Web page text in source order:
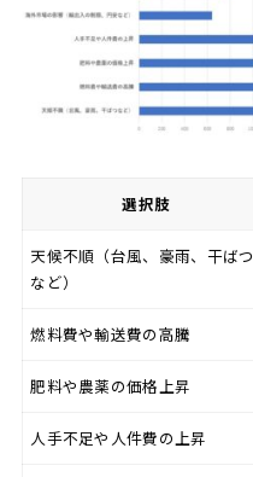
選択肢
天候不順（台風、豪雨、干ばつ
など）
燃料費や輸送費の高騰
肥料や農薬の価格上昇
人手不足や人件費の上昇